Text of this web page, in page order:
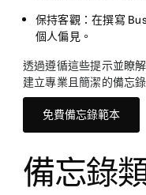
保持客觀 ：在撰寫
個人偏見。
透過遵循這些提示並瞭
建立專業且簡潔的備忘錄
免費備忘錄範本
備忘錄